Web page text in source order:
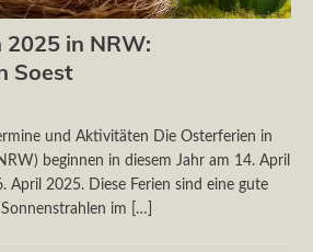
in NRW:
Soest
und Aktivitäten Die Osterferien in
beginnen in diesem Jahr am 14. April
April 2025. Diese Ferien sind eine gute
im
[…]